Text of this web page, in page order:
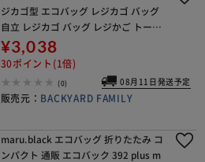
ジカゴ型 エコバッグ レジカゴ バッグ
自立 レジカゴ バッグ レジかご トート
バック かばん 大容量 マチ広 保温 キャ
リーオン 背面ポケット シンプル
¥3,038
30ポイント(1倍)
(0) 08月11日発送予定
販売元： BACKYARD FAMILY
maru.black エコバッグ 折りたたみ コ
ンパクト 通販 エコバック 392 plus m